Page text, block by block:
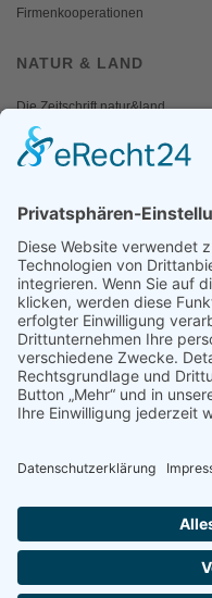
Firmenkooperationen
NATUR & LAND
Die Zeitschrift natur&land
Archiv
Mediadaten
Fotos und Logos
Presseaussendungen
Presse
Presseinformationen abonnieren
ÜBER UNS
Naturschutzbund
Naturschutzjugend
Sponsoren & Partner
Impressum